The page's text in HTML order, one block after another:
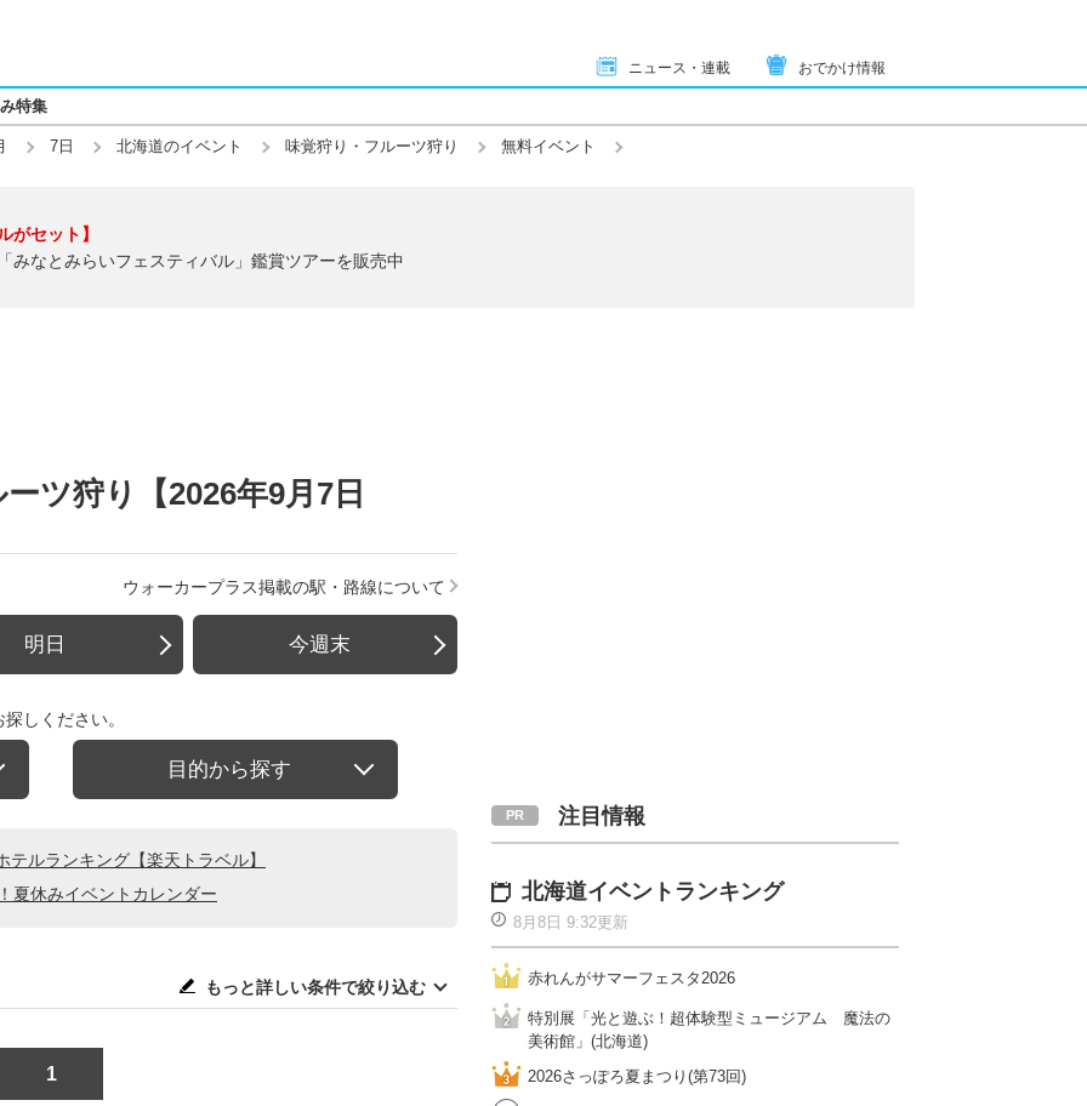
ニュース・連載 おでかけ情報
特集
7日 北海道のイベント 味覚狩り・フルーツ狩り 無料イベント
がセット】
みなとみらいフェスティバル」鑑賞ツアーを販売中
ツ狩り【2026年9月7日
ウォーカープラス掲載の駅・路線について
明日 今週末
しください。
目的から探す
ルランキング【楽天トラベル】
夏休みイベントカレンダー
もっと詳しい条件で絞り込む
1
注目情報
北海道イベントランキング
8月8日 9:32更新
赤れんがサマーフェスタ2026
特別展「光と遊ぶ！超体験型ミュージアム 魔法の
美術館」(北海道)
2026さっぽろ夏まつり(第73回)